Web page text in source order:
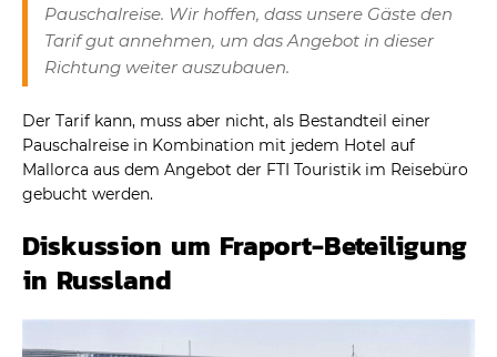
Pauschalreise. Wir hoffen, dass unsere Gäste den
Tarif gut annehmen, um das Angebot in dieser
Richtung weiter auszubauen.
Der Tarif kann, muss aber nicht, als Bestandteil einer
Pauschalreise in Kombination mit jedem Hotel auf
Mallorca aus dem Angebot der FTI Touristik im Reisebüro
gebucht werden.
Diskussion um Fraport-Beteiligung
in Russland